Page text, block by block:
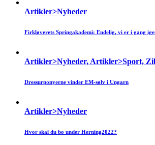
Artikler>Nyheder
Firkløverets Springakademi: Endelig, vi er i gang
Artikler>Nyheder, Artikler>Sport,
Dressurponyerne vinder EM-sølv i Ungarn
Artikler>Nyheder
Hvor skal du bo under Herning2022?